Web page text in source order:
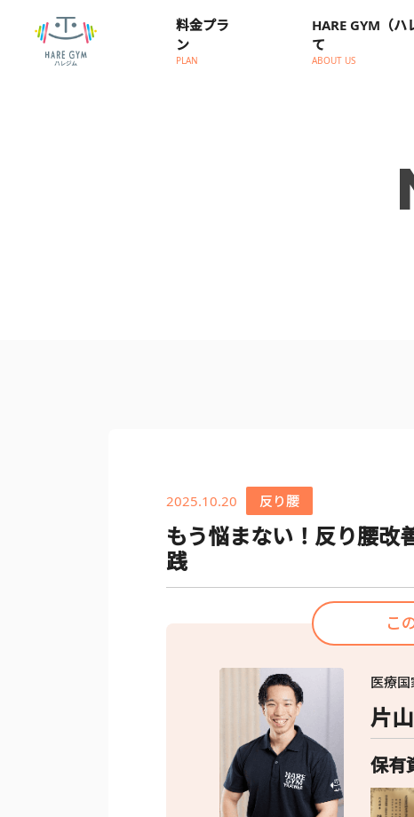
料金プラ
ン
PLAN
HARE GYM（ハ
て
ABOUT US
2025.10.20 反り腰
もう悩まない！反り腰改
践
こ
医療
片
保有